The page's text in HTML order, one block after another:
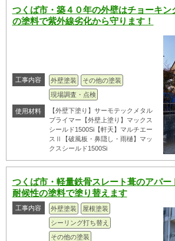
つくば市・築４０年の外壁はチョーキン
の塗料で紫外線劣化から守ります！
工事内容 外壁塗装
その他の塗装
現場調査・点検
使用材料
【外壁下塗り】サーモテックメタル
プライマー【外壁上塗り】マックス
シールド1500Si【軒天】マルチエー
スⅡ【破風板・鼻隠し・雨樋】マッ
クスシールド1500Si
つくば市・軽量鉄骨スレート葺のアパー
耐候性の塗料で塗り替えます
工事内容 外壁塗装
屋根塗装
シーリング打ち替え
その他の塗装